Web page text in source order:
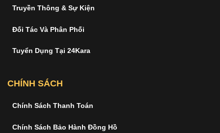
Truyền Thông & Sự Kiện
Đối Tác Và Phân Phối
Tuyển Dụng Tại 24Kara
CHÍNH SÁCH
Chính Sách Thanh Toán
Chính Sách Bảo Hành Đồng Hồ